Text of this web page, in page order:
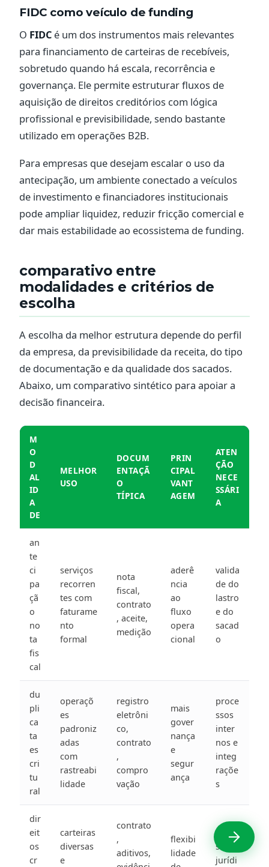
FIDC como veículo de funding
O FIDC é um dos instrumentos mais relevantes
para financiamento de carteiras de recebíveis,
sobretudo quando há escala, recorrência e
governança. Ele permite estruturar fluxos de
aquisição de direitos creditórios com lógica
profissional e previsibilidade, sendo bastante
utilizado em operações B2B.
Para empresas que desejam escalar o uso da
antecipação, um ambiente conectado a veículos
de investimento e financiadores institucionais
pode ampliar liquidez, reduzir fricção comercial e
dar mais estabilidade ao ecossistema de funding.
comparativo entre
modalidades e critérios de
escolha
A escolha da melhor estrutura depende do perfil
da empresa, da previsibilidade da receita, do tipo
de documentação e da qualidade dos sacados.
Abaixo, um comparativo sintético para apoiar a
decisão financeira.
M
O
D
AL
ID
A
DE
MELHOR
USO
DOCUM
ENTAÇÃ
O
TÍPICA
PRIN
CIPAL
VANT
AGEM
ATEN
ÇÃO
NECE
SSÁRI
A
an
te
ci
pa
çã
o
no
ta
fis
cal
serviços
recorren
tes com
faturame
nto
formal
nota
fiscal,
contrato
, aceite,
medição
aderê
ncia
ao
fluxo
opera
cional
valida
de do
lastro
e do
sacad
o
du
pli
ca
ta
es
cri
tu
ral
operaçõ
es
padroniz
adas
com
rastreabi
lidade
registro
eletrôni
co,
contrato
,
compro
vação
mais
gover
nança
e
segur
ança
proce
ssos
inter
nos e
integ
raçõe
s
dir
eit
os
cr
carteiras
diversas
e
contrato
,
aditivos,
flexibi
lidade
preci
são
jurídi